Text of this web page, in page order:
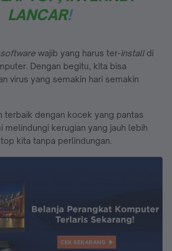
LANCAR!
software wajib yang harus ter-install di
Dengan begitu, kita bisa
virus yang semakin hari semakin
terbaik dengan kocek yang pantas
melindungi kerugian yang jauh lebih
kita tanpa perlindungan.